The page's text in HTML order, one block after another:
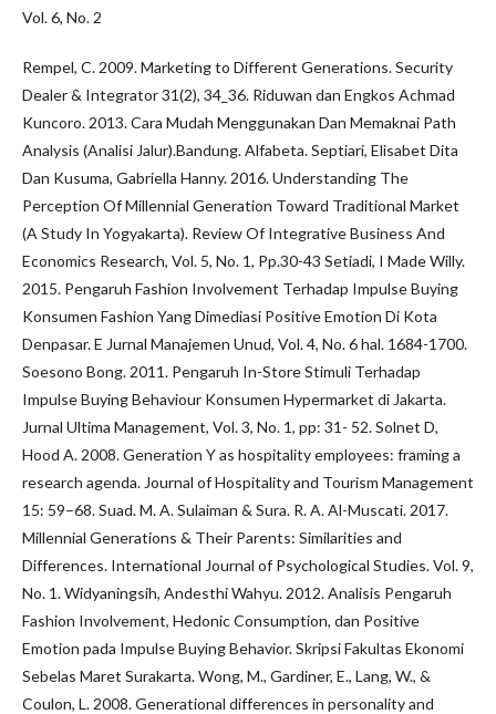
Vol. 6, No. 2
Rempel, C. 2009. Marketing to Different Generations. Security
Dealer & Integrator 31(2), 34_36. Riduwan dan Engkos Achmad
Kuncoro. 2013. Cara Mudah Menggunakan Dan Memaknai Path
Analysis (Analisi Jalur).Bandung. Alfabeta. Septiari, Elisabet Dita
Dan Kusuma, Gabriella Hanny. 2016. Understanding The
Perception Of Millennial Generation Toward Traditional Market
(A Study In Yogyakarta). Review Of Integrative Business And
Economics Research, Vol. 5, No. 1, Pp.30-43 Setiadi, I Made Willy.
2015. Pengaruh Fashion Involvement Terhadap Impulse Buying
Konsumen Fashion Yang Dimediasi Positive Emotion Di Kota
Denpasar. E Jurnal Manajemen Unud, Vol. 4, No. 6 hal. 1684-1700.
Soesono Bong. 2011. Pengaruh In-Store Stimuli Terhadap
Impulse Buying Behaviour Konsumen Hypermarket di Jakarta.
Jurnal Ultima Management, Vol. 3, No. 1, pp: 31- 52. Solnet D,
Hood A. 2008. Generation Y as hospitality employees: framing a
research agenda. Journal of Hospitality and Tourism Management
15: 59–68. Suad. M. A. Sulaiman & Sura. R. A. Al-Muscati. 2017.
Millennial Generations & Their Parents: Similarities and
Differences. International Journal of Psychological Studies. Vol. 9,
No. 1. Widyaningsih, Andesthi Wahyu. 2012. Analisis Pengaruh
Fashion Involvement, Hedonic Consumption, dan Positive
Emotion pada Impulse Buying Behavior. Skripsi Fakultas Ekonomi
Sebelas Maret Surakarta. Wong, M., Gardiner, E., Lang, W., &
Coulon, L. 2008. Generational differences in personality and